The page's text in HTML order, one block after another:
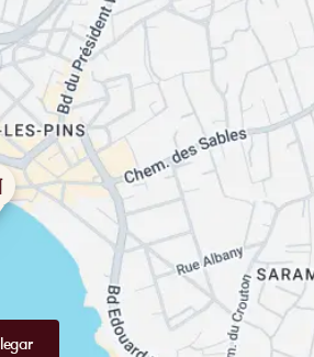
le fameux « tiramisu della mamma » ou pour
spéculos et sorbet basilic…
des choix de vins, softs et cocktails
la plage : « Baisers et coquillages » (aou cha-
sirop de cannelle et gingembre frais : on